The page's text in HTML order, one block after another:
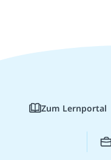
Zum Lernportal